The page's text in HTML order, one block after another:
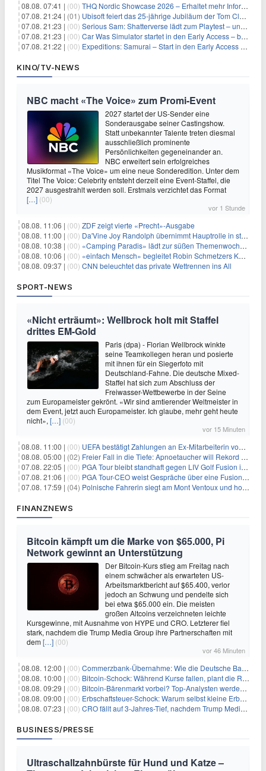
08.08. 07:41 | (00) THQ Nordic Showcase 2026 – Erhaltet mehr Informationen
07.08. 21:24 | (01) Ubisoft feiert das 25-jährige Jubiläum der Tom Clancy’s Ghost Recon-Reihe
07.08. 21:23 | (00) Serious Sam: Shatterverse lädt zum Playtest – und erscheint schon bald!
07.08. 21:23 | (00) Car Was Simulator startet in den Early Access – bald gehts los!
07.08. 21:22 | (00) Expeditions: Samurai – Start in den Early Access ab heute im feudalen Japan
KINO/TV-NEWS
NBC macht «The Voice» zum Promi-Event
2027 startet der US-Sender eine
Sonderausgabe seiner Castingshow.
Statt unbekannter Talente treten diesmal
ausschließlich prominente
Persönlichkeiten gegeneinander an.
NBC erweitert sein erfolgreiches
Musikformat «The Voice» um eine neue Sonderedition. Unter dem
Titel The Voice: Celebrity entsteht derzeit eine Event-Staffel, die
2027 ausgestrahlt werden soll. Erstmals verzichtet das Format
[…] (00)
vor 1 Stunde
08.08. 11:06 | (00) ZDF zeigt vierte «Precht»-Ausgabe
08.08. 11:00 | (00) Da'Vine Joy Randolph übernimmt Hauptrolle in starbesetzter schwarzer Komödie
08.08. 10:38 | (00) «Camping Paradis» lädt zur süßen Themenwoche ein
08.08. 10:06 | (00) «einfach Mensch» begleitet Robin Schmetzers Kampf gegen eine seltene Krankheit
08.08. 09:37 | (00) CNN beleuchtet das private Wettrennen ins All
SPORT-NEWS
«Nicht erträumt»: Wellbrock holt mit Staffel
drittes EM-Gold
Paris (dpa) - Florian Wellbrock winkte
seine Teamkollegen heran und posierte
mit ihnen für ein Siegerfoto mit
Deutschland-Fahne. Die deutsche Mixed-
Staffel hat sich zum Abschluss der
Freiwasser-Wettbewerbe in der Seine
zum Europameister gekrönt. «Wir sind amtierender Weltmeister in
dem Event, jetzt auch Europameister. Ich glaube, mehr geht heute
nicht», […] (00)
vor 15 Minuten
08.08. 11:00 | (00) UEFA bestätigt Zahlungen an Ex-Mitarbeiterin von Infantino
08.08. 05:00 | (02) Freier Fall in die Tiefe: Apnoetaucher will Rekord brechen
07.08. 22:05 | (00) PGA Tour bleibt standhaft gegen LIV Golf Fusion in einem sich wandelnden Sportumfeld
07.08. 21:06 | (00) PGA Tour-CEO weist Gespräche über eine Fusion mit LIV Golf zurück und bekräftigt die Wettbewerbslandschaft
07.08. 17:59 | (04) Polnische Fahrerin siegt am Mont Ventoux und holt Tour-Gelb
FINANZNEWS
Bitcoin kämpft um die Marke von $65.000, Pi
Network gewinnt an Unterstützung
Der Bitcoin-Kurs stieg am Freitag nach
einem schwächer als erwarteten US-
Arbeitsmarktbericht auf $65.400, verlor
jedoch an Schwung und pendelte sich
bei etwa $65.000 ein. Die meisten
großen Altcoins verzeichneten leichte
Kursgewinne, mit Ausnahme von HYPE und CRO. Letzterer fiel
stark, nachdem die Trump Media Group ihre Partnerschaften mit
dem[…] (00)
vor 46 Minuten
08.08. 12:00 | (00) Commerzbank-Übernahme: Wie die Deutsche Bank im Schatten zum großen Gewinner wird
08.08. 10:00 | (00) Bitcoin-Schock: Während Kurse fallen, plant die Regierung die Steuer-Bombe
08.08. 09:29 | (00) Bitcoin-Bärenmarkt vorbei? Top-Analysten werden optimistisch, aber die Geschichte sagt etwas anderes
08.08. 09:00 | (00) Erbschaftsteuer-Schock: Warum selbst kleine Erbschaften den Fiskus Millionen kosten
08.08. 07:23 | (00) CRO fällt auf 3-Jahres-Tief, nachdem Trump Media zwei große Crypto.com-Deals storniert
BUSINESS/PRESSE
Ultraschallzahnbürste für Hund und Katze –